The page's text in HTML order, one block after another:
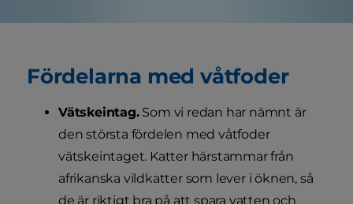
Fördelarna med våtfoder
Vätskeintag.Som vi redan har nämnt är
den största fördelen med våtfoder
vätskeintaget. Katter härstammar från
afrikanska vildkatter som lever i öknen, så
de är riktigt bra på att spara vatten och